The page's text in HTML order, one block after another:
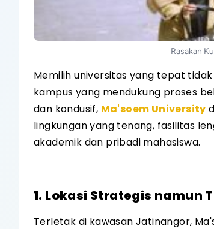
Rasakan
Memilih universitas yang tepat
kampus yang mendukung proses
dan kondusif, Ma'soem University
lingkungan yang tenang, fasilitas
akademik dan pribadi mahasiswa.
1. Lokasi Strategis namun
Terletak di kawasan Jatinangor,